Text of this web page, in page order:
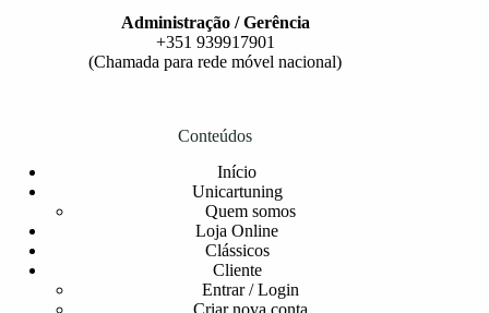
Administração / Gerência
+351 939917901
(Chamada para rede móvel nacional)
Conteúdos
Início
Unicartuning
Quem somos
Loja Online
Clássicos
Cliente
Entrar / Login
Criar nova conta